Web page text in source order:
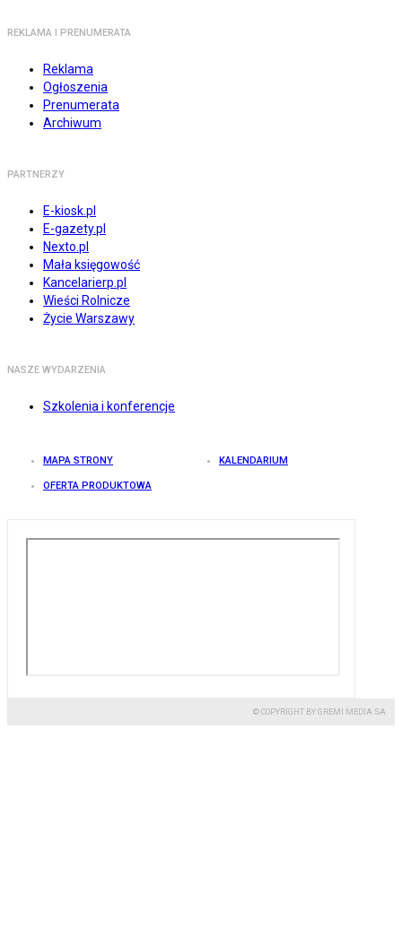
REKLAMA I PRENUMERATA
Reklama
Ogłoszenia
Prenumerata
Archiwum
PARTNERZY
E-kiosk.pl
E-gazety.pl
Nexto.pl
Mała księgowość
Kancelarierp.pl
Wieści Rolnicze
Życie Warszawy
NASZE WYDARZENIA
Szkolenia i konferencje
MAPA STRONY KALENDARIUM
OFERTA PRODUKTOWA
© COPYRIGHT BY GREMI MEDIA SA